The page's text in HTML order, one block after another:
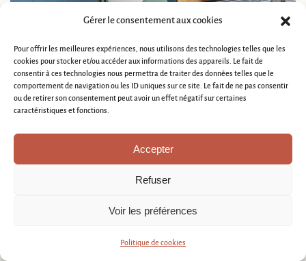
Gérer le consentement aux cookies
Pour offrir les meilleures expériences, nous utilisons des technologies telles que les
cookies pour stocker et/ou accéder aux informations des appareils. Le fait de
consentir à ces technologies nous permettra de traiter des données telles que le
comportement de navigation ou les ID uniques sur ce site. Le fait de ne pas consentir
ou de retirer son consentement peut avoir un effet négatif sur certaines
caractéristiques et fonctions.
Accepter
Refuser
Voir les préférences
Politique de cookies
Un bon éclairage structure vos soirées. Divisez vos flux lumineux en